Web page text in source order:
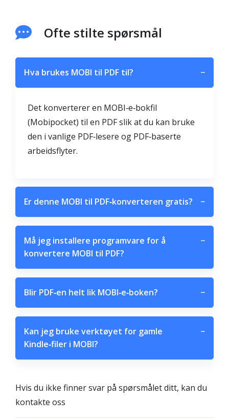
Ofte stilte spørsmål
Hva brukes MOBI til PDF til? −
Det konverterer en MOBI‑e‑bokfil
(Mobipocket) til en PDF slik at du kan bruke
den i vanlige PDF‑lesere og PDF‑baserte
arbeidsflyter.
Er denne MOBI til PDF‑konverteren gratis? −
Må jeg installere programvare for å
konvertere MOBI til PDF?
−
Blir PDF‑en helt lik MOBI‑e‑boken? −
Kan jeg bruke verktøyet for gamle
Kindle‑filer i MOBI?
−
Hvis du ikke finner svar på spørsmålet ditt, kan du
kontakte oss